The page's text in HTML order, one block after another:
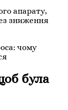
апарату,
зниження
чому
була